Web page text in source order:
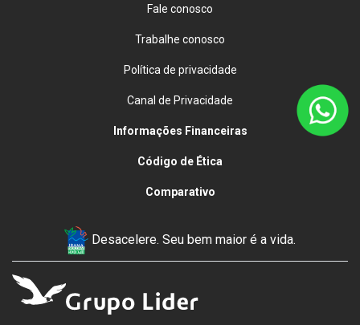
Fale conosco
Trabalhe conosco
Política de privacidade
Canal de Privacidade
Informações Financeiras
Código de Ética
Comparativo
Desacelere. Seu bem maior é a vida.